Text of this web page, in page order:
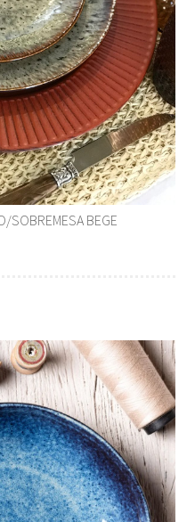
SOBREMESA BEGE